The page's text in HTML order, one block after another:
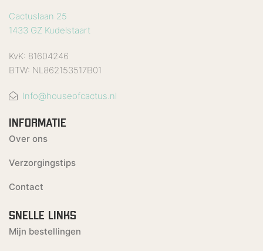
Cactuslaan 25
1433 GZ Kudelstaart
KvK: 81604246
BTW: NL862153517B01
Info@houseofcactus.nl
INFORMATIE
Over ons
Verzorgingstips
Contact
SNELLE LINKS
Mijn bestellingen